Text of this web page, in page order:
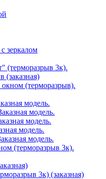
зеркалом
(терморазрыв 3к).
(заказная)
(терморазрыв).
модель.
модель.
модель.
модель.
модель.
(терморазрыв 3к).
3к) (заказная)